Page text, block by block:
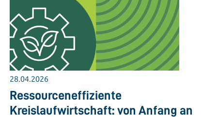
28.04.2026
Ressourceneffiziente
Kreislaufwirtschaft: von Anfang an